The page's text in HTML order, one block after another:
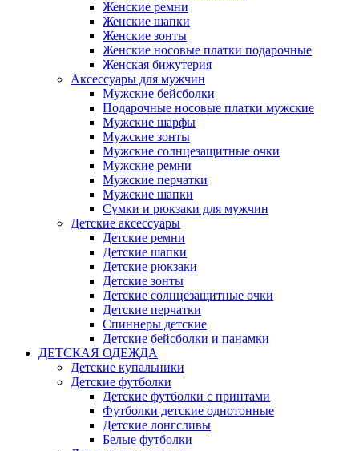
Женские ремни
Женские шапки
Женские зонты
Женские носовые платки подарочные
Женская бижутерия
Аксессуары для мужчин
Мужские бейсболки
Подарочные носовые платки мужские
Мужские шарфы
Мужские зонты
Мужские солнцезащитные очки
Мужские ремни
Мужские перчатки
Мужские шапки
Сумки и рюкзаки для мужчин
Детские аксессуары
Детские ремни
Детские шапки
Детские рюкзаки
Детские зонты
Детские солнцезащитные очки
Детские перчатки
Спиннеры детские
Детские бейсболки и панамки
ДЕТСКАЯ ОДЕЖДА
Детские купальники
Детские футболки
Детские футболки с принтами
Футболки детские однотонные
Детские лонгсливы
Белые футболки